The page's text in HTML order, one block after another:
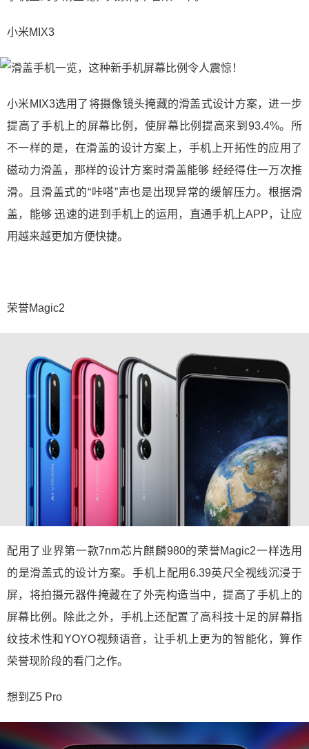
小米MIX3
小米MIX3选用了将摄像镜头掩藏的滑盖式设计方案，进一步
提高了手机上的屏幕比例，使屏幕比例提高来到93.4%。所
不一样的是，在滑盖的设计方案上，手机上开拓性的应用了
磁动力滑盖，那样的设计方案时滑盖能够 经经得住一万次推
滑。且滑盖式的“咔嗒”声也是出现异常的缓解压力。根据滑
盖，能够 迅速的进到手机上的运用，直通手机上APP，让应
用越来越更加方便快捷。
荣誉Magic2
配用了业界第一款7nm芯片麒麟980的荣誉Magic2一样选用
的是滑盖式的设计方案。手机上配用6.39英尺全视线沉浸于
屏，将拍摄元器件掩藏在了外壳构造当中，提高了手机上的
屏幕比例。除此之外，手机上还配置了高科技十足的屏幕指
纹技术性和YOYO视频语音，让手机上更为的智能化，算作
荣誉现阶段的看门之作。
想到Z5 Pro